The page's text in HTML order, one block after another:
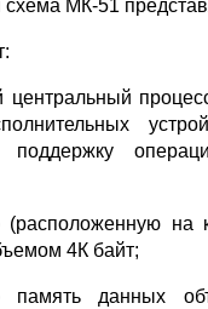
схема МК-51
центральный
поддержку
(расположенную на
4К байт;
память данных